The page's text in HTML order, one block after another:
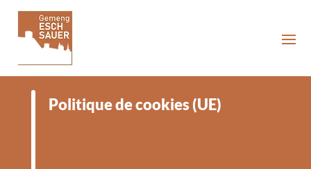
Politique de cookies (UE)